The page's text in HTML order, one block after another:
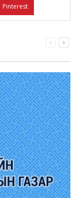
Pinterest